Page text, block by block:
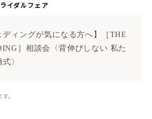
イダルフェア
ディングが気になる方へ】［THE
］相談会〈背伸びしない 私た
〉
。